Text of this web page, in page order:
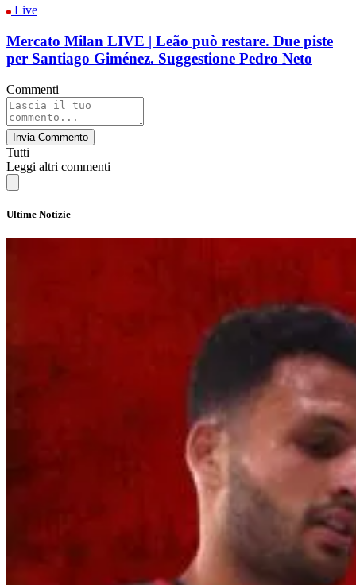
Live
Mercato Milan LIVE | Leão può restare. Due piste
per Santiago Giménez. Suggestione Pedro Neto
Commenti
Invia Commento
Tutti
Leggi altri commenti
Ultime Notizie